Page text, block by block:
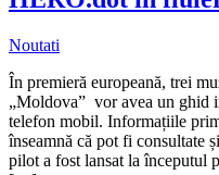
Noutati
În premieră europeană, trei
„Moldova” vor avea un ghid
telefon mobil. Informațiile
înseamnă că pot fi consultate
pilot a fost lansat la începutul